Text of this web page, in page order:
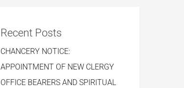
Recent Posts
CHANCERY NOTICE:
APPOINTMENT OF NEW CLERGY
OFFICE BEARERS AND SPIRITUAL